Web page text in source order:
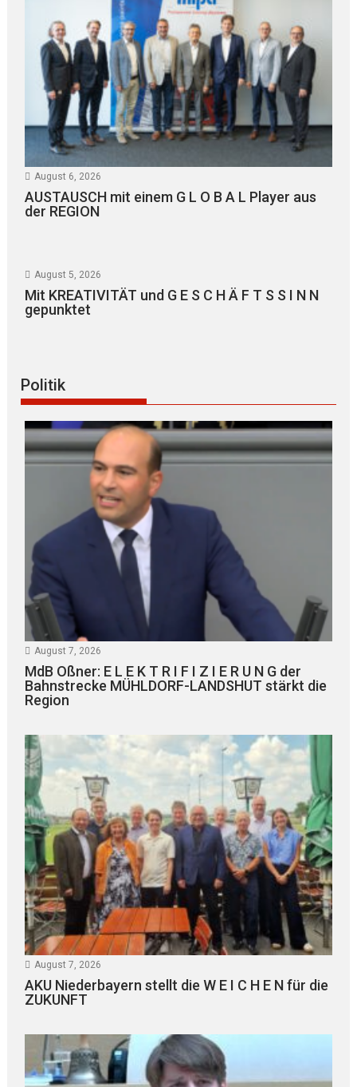
August 6, 2026
AUSTAUSCH mit einem G L O B A L Player aus
der REGION
August 5, 2026
Mit KREATIVITÄT und G E S C H Ä F T S S I N N
gepunktet
Politik
August 7, 2026
MdB Oßner: E L E K T R I F I Z I E R U N G der
Bahnstrecke MÜHLDORF-LANDSHUT stärkt die
Region
August 7, 2026
AKU Niederbayern stellt die W E I C H E N für die
ZUKUNFT